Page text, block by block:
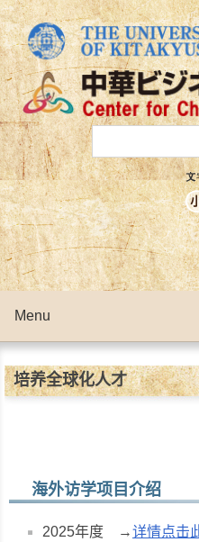
Menu
培养全球化人才
海外访学项目介绍
2025年度 →详情点击